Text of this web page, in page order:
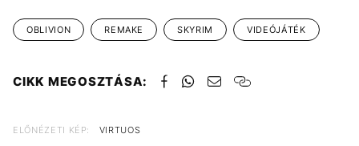
OBLIVION REMAKE SKYRIM VIDEÓJÁTÉK
CIKK MEGOSZTÁSA:
ELŐNÉZETI KÉP: VIRTUOS